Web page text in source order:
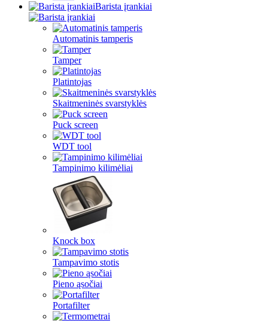
Barista įrankiai
Automatinis tamperis
Tamper
Platintojas
Skaitmeninės svarstyklės
Puck screen
WDT tool
Tampinimo kilimėliai
Knock box
Tampavimo stotis
Pieno ąsočiai
Portafilter